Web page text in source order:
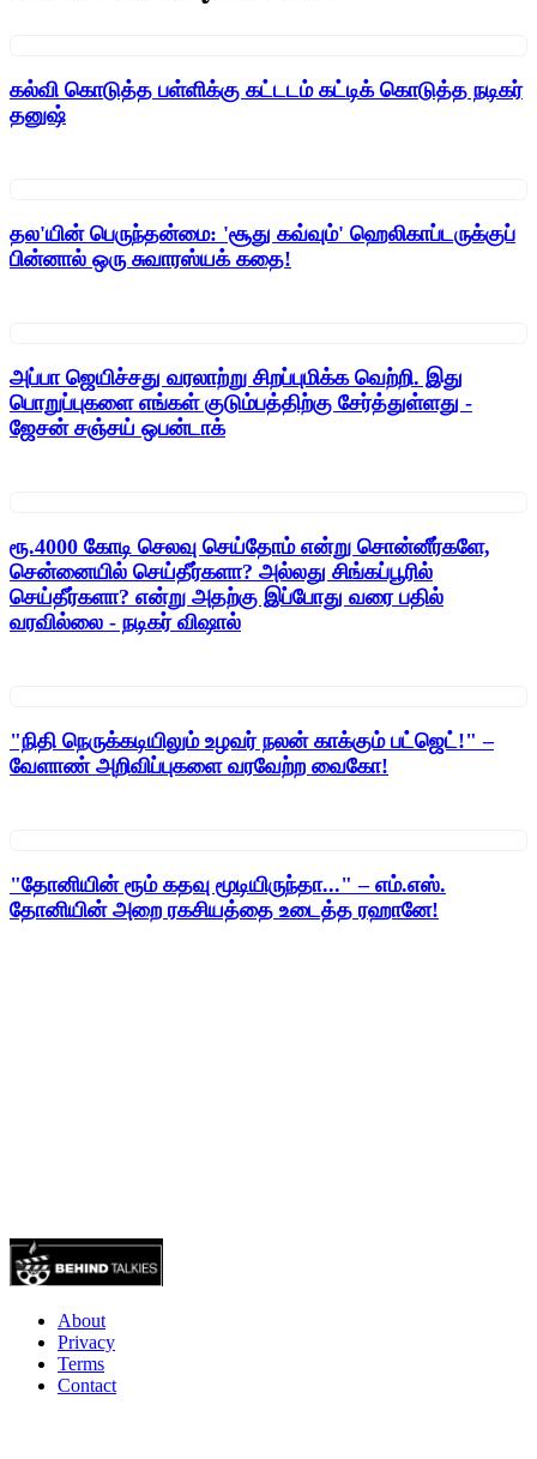
கல்வி கொடுத்த பள்ளிக்கு கட்டடம் கட்டிக் கொடுத்த நடிகர்
தனுஷ்
தல'யின் பெருந்தன்மை: 'சூது கவ்வும்' ஹெலிகாப்டருக்குப்
பின்னால் ஒரு சுவாரஸ்யக் கதை!
அப்பா ஜெயிச்சது வரலாற்று சிறப்புமிக்க வெற்றி. இது
பொறுப்புகளை எங்கள் குடும்பத்திற்கு சேர்த்துள்ளது -
ஜேசன் சஞ்சய் ஒபன்டாக்
ரூ.4000 கோடி செலவு செய்தோம் என்று சொன்னீர்களே,
சென்னையில் செய்தீர்களா? அல்லது சிங்கப்பூரில்
செய்தீர்களா? என்று அதற்கு இப்போது வரை பதில்
வரவில்லை - நடிகர் விஷால்
"நிதி நெருக்கடியிலும் உழவர் நலன் காக்கும் பட்ஜெட்!" –
வேளாண் அறிவிப்புகளை வரவேற்ற வைகோ!
"தோனியின் ரூம் கதவு மூடியிருந்தா..." – எம்.எஸ்.
தோனியின் அறை ரகசியத்தை உடைத்த ரஹானே!
About
Privacy
Terms
Contact